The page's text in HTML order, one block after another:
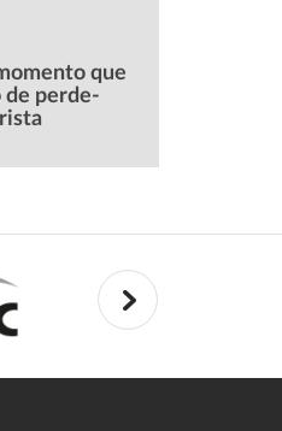
que
de perde-